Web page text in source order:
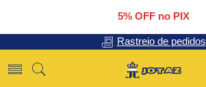
5% OFF no PIX
Rastreio de pedidos